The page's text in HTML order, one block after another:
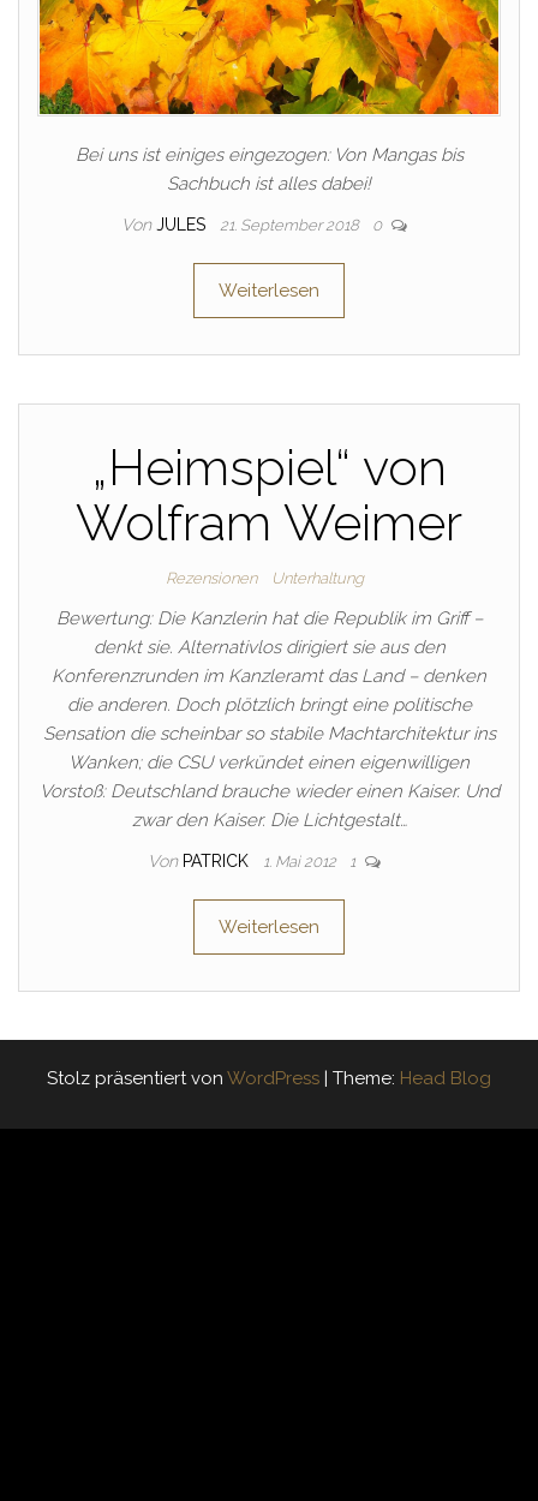
Bei uns ist einiges eingezogen: Von Mangas bis
Sachbuch ist alles dabei!
Von JULES 21. September 2018 0
Weiterlesen
„Heimspiel“ von
Wolfram Weimer
Rezensionen Unterhaltung
Bewertung: Die Kanzlerin hat die Republik im Griff –
denkt sie. Alternativlos dirigiert sie aus den
Konferenzrunden im Kanzleramt das Land – denken
die anderen. Doch plötzlich bringt eine politische
Sensation die scheinbar so stabile Machtarchitektur ins
Wanken; die CSU verkündet einen eigenwilligen
Vorstoß: Deutschland brauche wieder einen Kaiser. Und
zwar den Kaiser. Die Lichtgestalt…
Von PATRICK 1. Mai 2012 1
Weiterlesen
Stolz präsentiert von WordPress | Theme: Head Blog